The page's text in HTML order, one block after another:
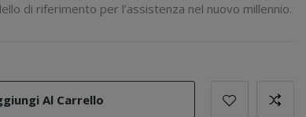
di riferimento per l’assistenza nel nuovo millennio.
Al Carrello